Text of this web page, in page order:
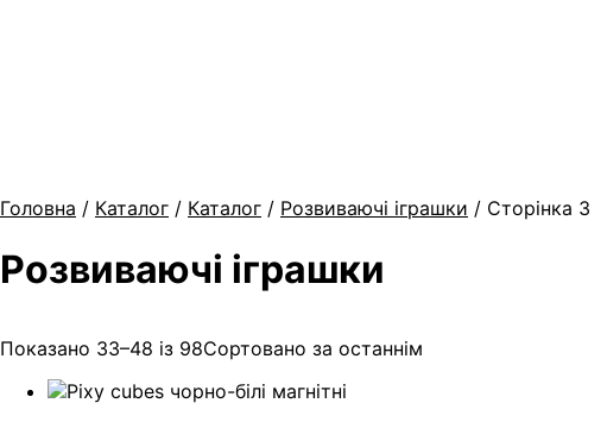
Головна / Каталог / Каталог / Розвиваючі іграшки / Сторінка 3
Розвиваючі іграшки
Показано 33–48 із 98Сортовано за останнім